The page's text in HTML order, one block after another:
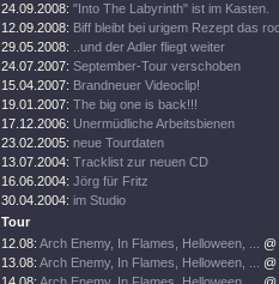
24.09.2008: "Into The Labyrinth" ist im Kasten.
12.09.2008: Biff bleibt bei urigem Rezept das
29.05.2008:
..und der Adler fliegt weiter
24.07.2007: September-Tour verschoben
15.04.2007: Brandneuer Videoclip!
19.01.2007: The big one is back!!!
17.12.2006: Unermüdliche Arbeitsbienen
23.02.2005: neue Tourdaten
13.07.2004: Tracklist zur neuen CD
16.06.2004: Jörg für Fritz
30.04.2004: im Studio
Tour
12.08: Arch Enemy, In Flames, Helloween, ...
13.08: Arch Enemy, In Flames, Helloween, ...